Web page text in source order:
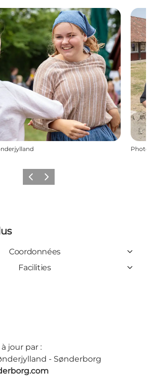
Photo
PrécédentSuivant
Coordonnées
Facilities
jour par :
- Sønderborg